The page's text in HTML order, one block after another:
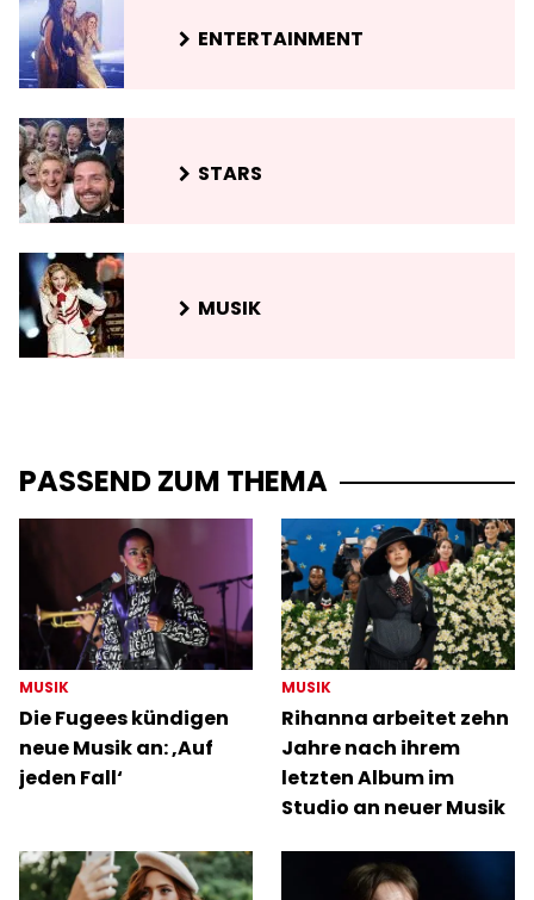
ENTERTAINMENT
STARS
MUSIK
PASSEND ZUM THEMA
MUSIK
Die Fugees kündigen
neue Musik an: ‚Auf
jeden Fall‘
MUSIK
Rihanna arbeitet zehn
Jahre nach ihrem
letzten Album im
Studio an neuer Musik